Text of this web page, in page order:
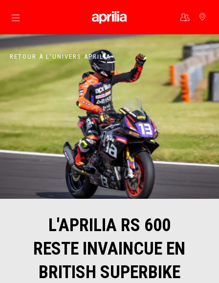
Aller au contenu principal
RETOUR À L'UNIVERS APRILIA
L'APRILIA RS 600
RESTE INVAINCUE EN
BRITISH SUPERBIKE